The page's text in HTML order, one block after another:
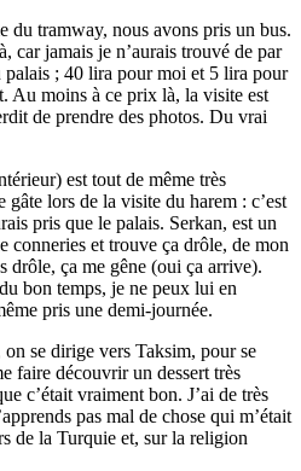
du tramway, nous avons pris un bus.
car jamais je n’aurais trouvé de par
; 40 lira pour moi et 5 lira pour
Au moins à ce prix là, la visite est
de prendre des photos. Du vrai
est tout de même très
lors de la visite du harem : c’est
pris que le palais. Serkan, est un
et trouve ça drôle, de mon
drôle, ça me gêne (oui ça arrive).
bon temps, je ne peux lui en
pris une demi-journée.
se dirige vers Taksim, pour se
faire découvrir un dessert très
c’était vraiment bon. J’ai de très
pas mal de chose qui m’était
de la Turquie et, sur la religion